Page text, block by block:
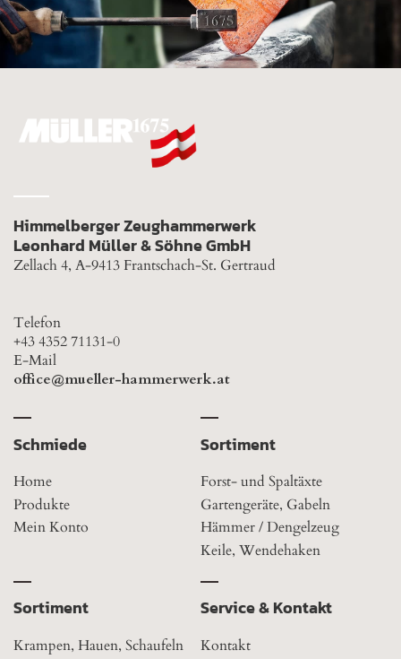
Himmelberger Zeughammerwerk
Leonhard Müller & Söhne GmbH
Zellach 4, A-9413 Frantschach-St. Gertraud
Telefon
+43 4352 71131-0
E-Mail
office@mueller-hammerwerk.at
Schmiede
Home
Produkte
Mein Konto
Sortiment
Forst- und Spaltäxte
Gartengeräte, Gabeln
Hämmer / Dengelzeug
Keile, Wendehaken
Sortiment
Krampen, Hauen, Schaufeln
Service & Kontakt
Kontakt